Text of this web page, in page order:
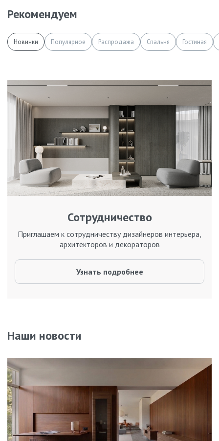
Рекомендуем
Новинки Популярное Распродажа Спальня Гостиная
Сотрудничество
Приглашаем к сотрудничеству дизайнеров интерьера,
архитекторов и декораторов
Узнать подробнее
Наши новости